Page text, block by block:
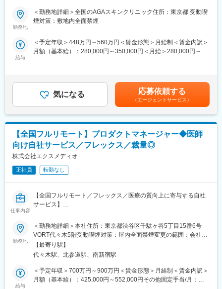
■やりがい：
医療機器やMRと異なり、ドクターが知らない電子カルテ、レセプ
す。医療業界に特化したソリューションを提供する営業のため、
感謝されることが多く、覚えることはたくさんありますが、やり
・研修（1週間程度／業界研究・製品研究）を実施します。また、
2～3カ月程度、先輩営業マンに同席して業務を学びます。予算設
定は、2～1カ月過ぎたころに行います。
を揃え、社員それぞれのキャリア・スキルに合わせた成長・スキ
ルアップを、会社として全面的にバックアップしています。
変更の範囲：会社の定める業務
■業務内容：
全国に展開している発毛専門クリニック「AGAスキンクリニッ
※初任地に関しては、選考を通じてご希望をお伺いし、考慮した上
で決定いたします。
・クリニックスタッフの採用業務（面接など）
・受付スタッフの教育、指導、マネジメント
・本部会議への参加
・各種研修参加（年数回）
・各種トラブル対応（設備関連・クレーム）、改善対応
月に20日程度、管理している医院で勤務いたします。クリニック
の中心メンバー、将来のマネージャー候補として、ご活躍頂ける
方を募集いたします。
■勤務例：横浜のマネージャー候補の主な1日の流れ
↓
13時 昼休憩
14時 （川崎院へ移動、院責とのMTG等）
↓
16時 （上?である統括とMTG等）
↓
19時 帰宅
■当社について：
勤務地
＜勤務地詳細＞全国のAGAスキンクリニック住所：東京都 受動喫
煙対策：敷地内全面禁煙
給与
＜予定年収＞448万円～560万円＜賃金形態＞月給制＜賃金内訳＞
月額（基本給）：280,000円～350,000円＜月給＞280,000円～
額であり、選考を通じて上下する可能性があります。月給(月額)は
固定手当を含めた表記です。
気になる 応募依頼する
（エージェントサービス）
【全国フルリモート】プロダクトマネージャー◆医師
向け自社サービス／フレックス／裁量◎
株式会社エクスメディオ
正社員 転勤なし
仕事内容
【全国フルリモート／フレックス／医療の質向上に寄与する自社
サービス】
■担当業務
「ヒポクラ」という医師専用のWebサービスのプロダクトマネー
ジャーをお任せします。
「ヒポクラ」：約75,000人以上の医師が参加する日本最大級の医
師専用SNS。医師が専門外の事象に遭遇した際に他の医師より知
見を得られるオンライン医局”として拡大中。
勤務地
＜勤務地詳細＞本社住所：東京都渋谷区千駄ヶ谷5丁目15番6号
VORT代々木5階受動喫煙対策：屋内全面禁煙変更の範囲：会社の
定める事業所（リモートワーク含む）
【最寄り駅】
代々木駅、北参道駅、南新宿駅
給与
＜予定年収＞700万円～900万円＜賃金形態＞月給制＜賃金内訳＞
月額（基本給）：425,000円～552,000円その他固定手当/月：